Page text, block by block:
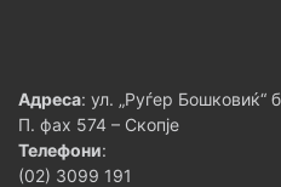
Адреса: ул. „Руѓер Бошковиќ“
П. фах 574 – Скопје
Телефони:
(02) 3099 191